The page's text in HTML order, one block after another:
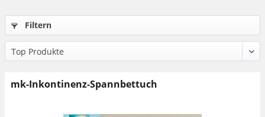
Filtern
mk-Inkontinenz-Spannbettuch